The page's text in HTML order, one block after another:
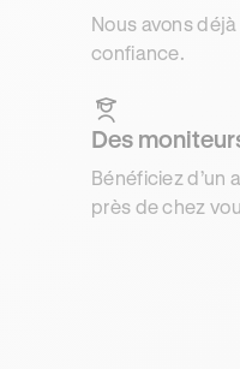
Nous avons
confiance.
Des
Bénéficiez d’un
près de chez